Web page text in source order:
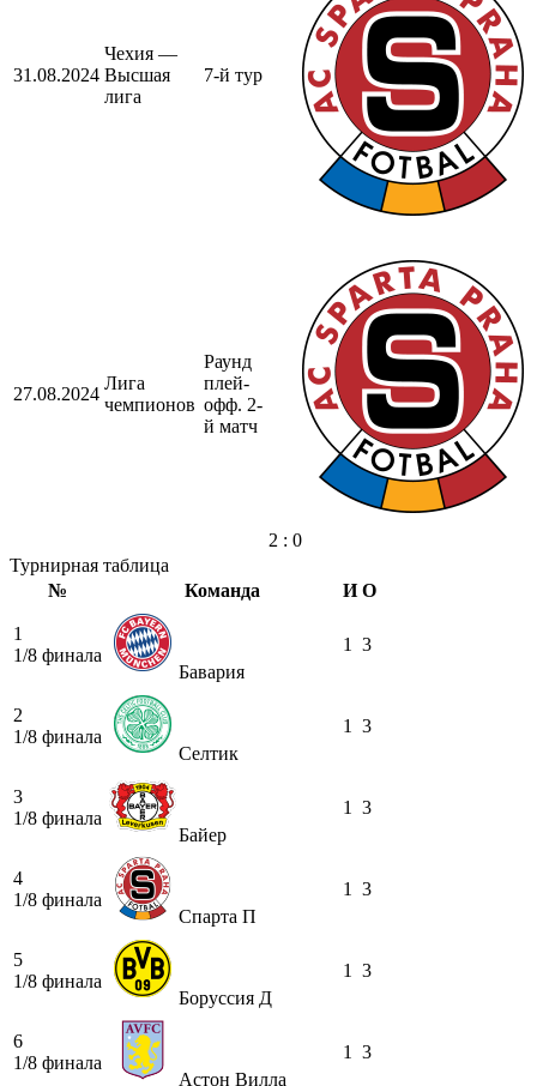
31.08.2024
Чехия —
Высшая
лига
7-й тур
27.08.2024
Лига
чемпионов
Раунд
плей-
офф. 2-
й матч
2 : 0
Турнирная таблица
№
Команда И О
1
1/8 финала
Бавария
1 3
2
1/8 финала
Селтик
1 3
3
1/8 финала
Байер
1 3
4
1/8 финала
Спарта П
1 3
5
1/8 финала
Боруссия Д
1 3
6
1/8 финала
Астон Вилла
1 3